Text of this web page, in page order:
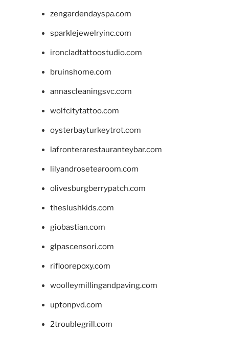
zengardendayspa.com
sparklejewelryinc.com
ironcladtattoostudio.com
bruinshome.com
annascleaningsvc.com
wolfcitytattoo.com
oysterbayturkeytrot.com
lafronterarestauranteybar.com
lilyandrosetearoom.com
olivesburgberrypatch.com
theslushkids.com
giobastian.com
glpascensori.com
rifloorepoxy.com
woolleymillingandpaving.com
uptonpvd.com
2troublegrill.com